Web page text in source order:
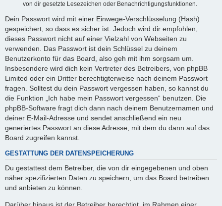
von dir gesetzte Lesezeichen oder Benachrichtigungsfunktionen.
Dein Passwort wird mit einer Einwege-Verschlüsselung (Hash)
gespeichert, so dass es sicher ist. Jedoch wird dir empfohlen,
dieses Passwort nicht auf einer Vielzahl von Webseiten zu
verwenden. Das Passwort ist dein Schlüssel zu deinem
Benutzerkonto für das Board, also geh mit ihm sorgsam um.
Insbesondere wird dich kein Vertreter des Betreibers, von phpBB
Limited oder ein Dritter berechtigterweise nach deinem Passwort
fragen. Solltest du dein Passwort vergessen haben, so kannst du
die Funktion „Ich habe mein Passwort vergessen“ benutzen. Die
phpBB-Software fragt dich dann nach deinem Benutzernamen und
deiner E-Mail-Adresse und sendet anschließend ein neu
generiertes Passwort an diese Adresse, mit dem du dann auf das
Board zugreifen kannst.
GESTATTUNG DER DATENSPEICHERUNG
Du gestattest dem Betreiber, die von dir eingegebenen und oben
näher spezifizierten Daten zu speichern, um das Board betreiben
und anbieten zu können.